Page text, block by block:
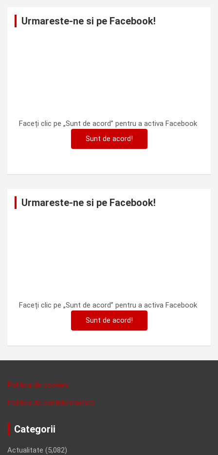
Urmareste-ne si pe Facebook!
Faceți clic pe „Sunt de acord” pentru a activa Facebook
Sunt de acord!
Urmareste-ne si pe Facebook!
Faceți clic pe „Sunt de acord” pentru a activa Facebook
Sunt de acord!
Politica de cookies
Politica de confidentalitate
Categorii
Actualitate (5,082)